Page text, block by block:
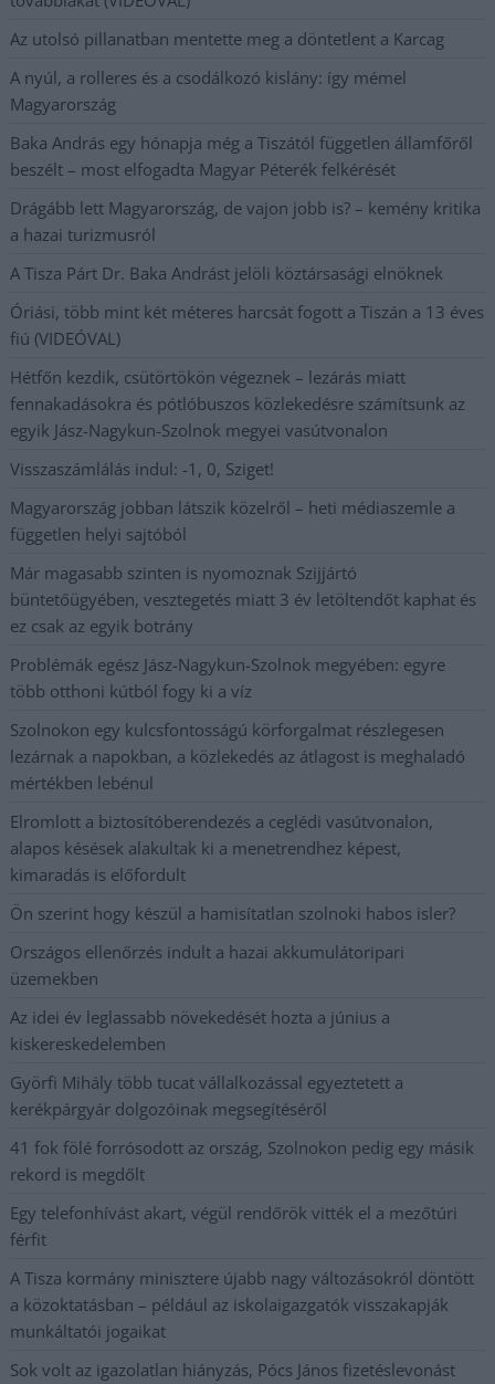
Az utolsó pillanatban mentette meg a döntetlent a Karcag
A nyúl, a rolleres és a csodálkozó kislány: így mémel
Magyarország
Baka András egy hónapja még a Tiszától független államfőről
beszélt – most elfogadta Magyar Péterék felkérését
Drágább lett Magyarország, de vajon jobb is? – kemény kritika
a hazai turizmusról
A Tisza Párt Dr. Baka Andrást jelöli köztársasági elnöknek
Óriási, több mint két méteres harcsát fogott a Tiszán a 13 éves
fiú (VIDEÓVAL)
Hétfőn kezdik, csütörtökön végeznek – lezárás miatt
fennakadásokra és pótlóbuszos közlekedésre számítsunk az
egyik Jász-Nagykun-Szolnok megyei vasútvonalon
Visszaszámlálás indul: -1, 0, Sziget!
Magyarország jobban látszik közelről – heti médiaszemle a
független helyi sajtóból
Már magasabb szinten is nyomoznak Szijjártó
büntetőügyében, vesztegetés miatt 3 év letöltendőt kaphat és
ez csak az egyik botrány
Problémák egész Jász-Nagykun-Szolnok megyében: egyre
több otthoni kútból fogy ki a víz
Szolnokon egy kulcsfontosságú körforgalmat részlegesen
lezárnak a napokban, a közlekedés az átlagost is meghaladó
mértékben lebénul
Elromlott a biztosítóberendezés a ceglédi vasútvonalon,
alapos késések alakultak ki a menetrendhez képest,
kimaradás is előfordult
Ön szerint hogy készül a hamisítatlan szolnoki habos isler?
Országos ellenőrzés indult a hazai akkumulátoripari
üzemekben
Az idei év leglassabb növekedését hozta a június a
kiskereskedelemben
Györfi Mihály több tucat vállalkozással egyeztetett a
kerékpárgyár dolgozóinak megsegítéséről
41 fok fölé forrósodott az ország, Szolnokon pedig egy másik
rekord is megdőlt
Egy telefonhívást akart, végül rendőrök vitték el a mezőtúri
férfit
A Tisza kormány minisztere újabb nagy változásokról döntött
a közoktatásban – például az iskolaigazgatók visszakapják
munkáltatói jogaikat
Sok volt az igazolatlan hiányzás, Pócs János fizetéslevonást